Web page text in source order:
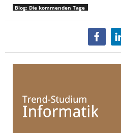
Blog: Die kommenden Tage